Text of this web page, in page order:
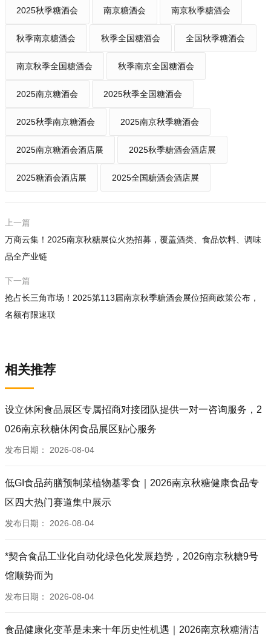
2025秋季糖酒会 南京糖酒会 南京秋季糖酒会
秋季南京糖酒会 秋季全国糖酒会 全国秋季糖酒会
南京秋季全国糖酒会 秋季南京全国糖酒会
2025南京糖酒会 2025秋季全国糖酒会
2025秋季南京糖酒会 2025南京秋季糖酒会
2025南京糖酒会酒店展 2025秋季糖酒会酒店展
2025糖酒会酒店展 2025全国糖酒会酒店展
上一篇
万商云集！2025南京秋糖展位火热招募，覆盖酒类、食品饮料、调味
品全产业链
下一篇
抢占长三角市场！2025第113届南京秋季糖酒会展位招商政策公布，
名额有限速联
相关推荐
设立休闲食品展区专属招商对接团队提供一对一咨询服务，2
026南京秋糖休闲食品展区贴心服务
发布日期： 2026-08-04
低GI食品药膳预制菜植物基零食｜2026南京秋糖健康食品专
区四大热门赛道集中展示
发布日期： 2026-08-04
*契合食品工业化自动化绿色化发展趋势，2026南京秋糖9号
馆顺势而为
发布日期： 2026-08-04
食品健康化变革是未来十年历史性机遇｜2026南京秋糖清洁